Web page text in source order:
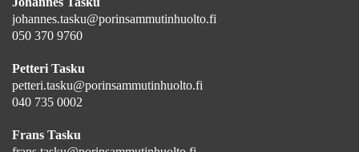
johannes.tasku@porinsammutinhuolto.fi
050 370 9760
Petteri Tasku
petteri.tasku@porinsammutinhuolto.fi
040 735 0002
Frans Tasku